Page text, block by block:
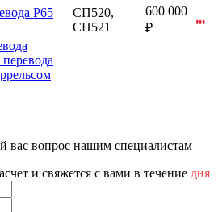
Р65
СП520,
СП521
600 000
₽
вас вопрос нашим специалистам
и cвяжeтcя c вaми в тeчeниe дня